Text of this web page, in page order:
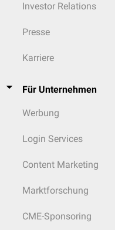
Investor Relations
Presse
Karriere
Für Unternehmen
Werbung
Login Services
Content Marketing
Marktforschung
CME-Sponsoring